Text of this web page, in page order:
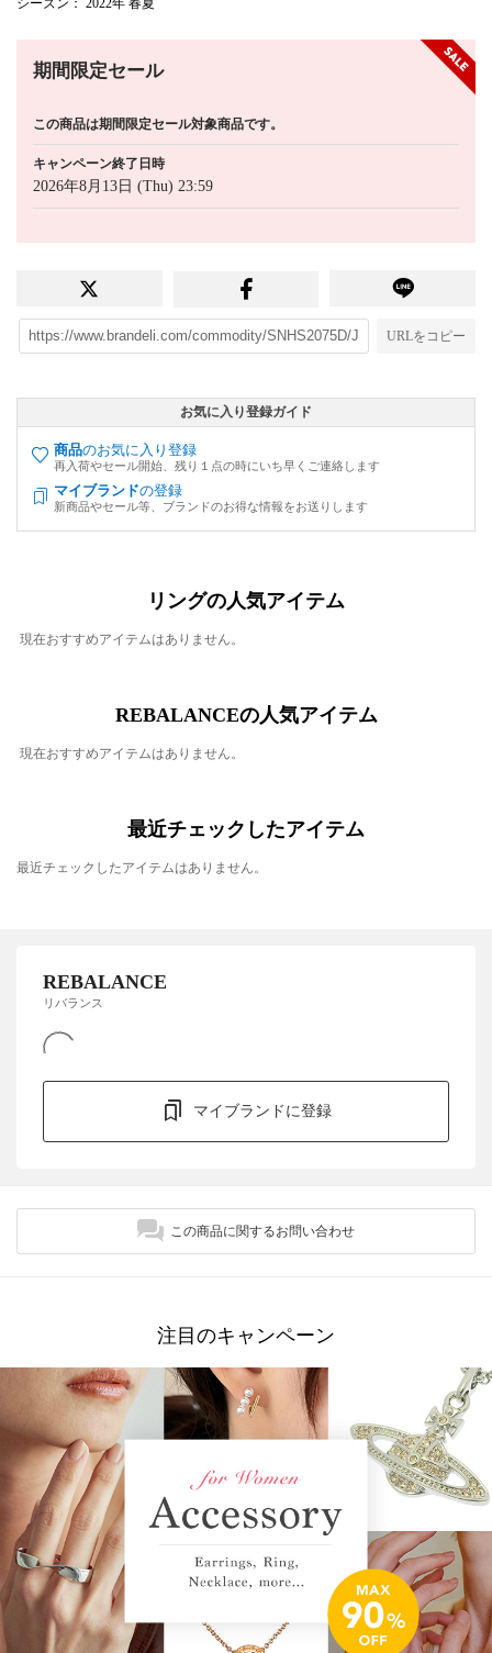
期間限定セール
この商品は期間限定セール対象商品です。
キャンペーン終了日時
2026年8月13日 (Thu) 23:59
URLをコピー
お気に入り登録ガイド
商品のお気に入り登録
再入荷やセール開始、残り１点の時にいち早くご連絡します
マイブランドの登録
新商品やセール等、ブランドのお得な情報をお送りします
リングの人気アイテム
現在おすすめアイテムはありません。
REBALANCEの人気アイテム
現在おすすめアイテムはありません。
最近チェックしたアイテム
最近チェックしたアイテムはありません。
REBALANCE
リバランス
マイブランドに登録
この商品に関するお問い合わせ
注目のキャンペーン